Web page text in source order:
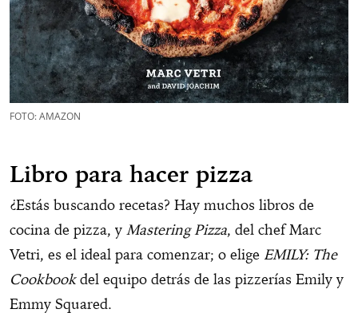
FOTO: AMAZON
Libro para hacer pizza
¿Estás buscando recetas? Hay muchos libros de
cocina de pizza, y Mastering Pizza, del chef Marc
Vetri, es el ideal para comenzar; o elige EMILY: The
Cookbookdel equipo detrás de las pizzerías Emily y
Emmy Squared.